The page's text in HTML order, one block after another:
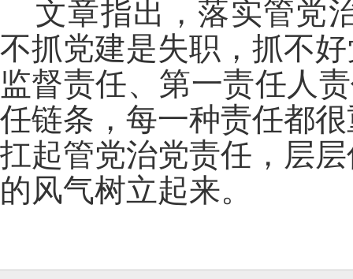
文章指出，落实管党
不抓党建是失职，抓不
监督责任、第一责任人
任链条，每一种责任都
扛起管党治党责任，层
的风气树立起来。